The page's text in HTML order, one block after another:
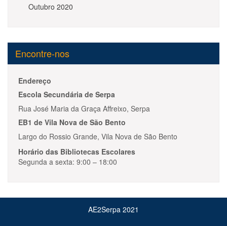
Outubro 2020
Encontre-nos
Endereço
Escola Secundária de Serpa
Rua José Maria da Graça Affreixo, Serpa
EB1 de Vila Nova de São Bento
Largo do Rossio Grande, Vila Nova de São Bento
Horário das Bibliotecas Escolares
Segunda a sexta: 9:00 – 18:00
AE2Serpa 2021